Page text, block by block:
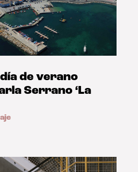
de verano
Serrano ‘La